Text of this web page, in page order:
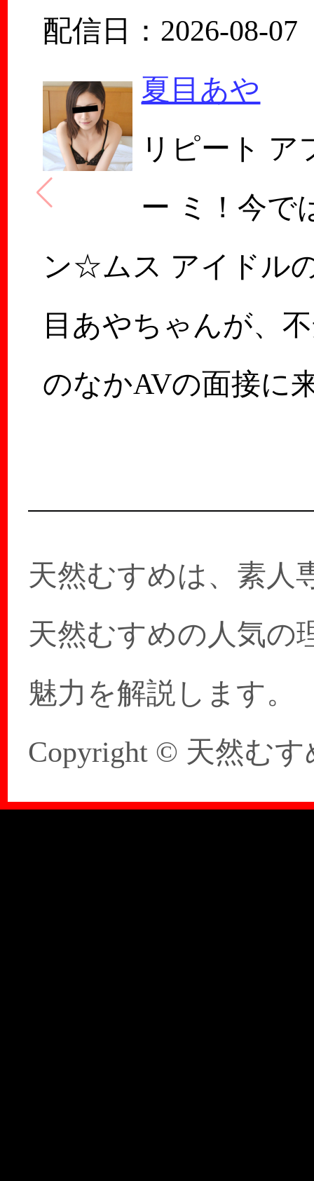
配信日：2026-08-07
夏目あや
リピート ア
ー ミ！今で
ン☆ムス アイドル
目あやちゃんが、
のなかAVの面接に
ン☆ムスがどう…
天然むすめは、素人
天然むすめの人気の
魅力を解説します。
Copyright © 天然むす